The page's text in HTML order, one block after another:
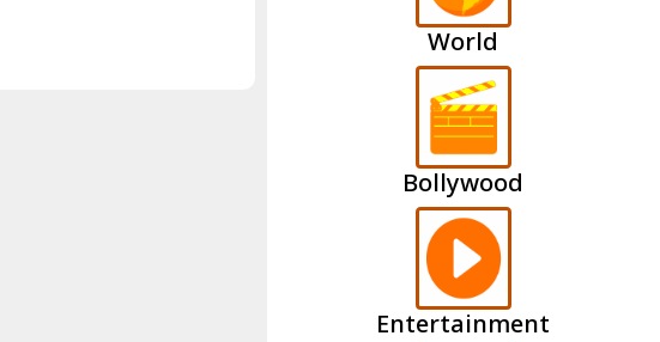
World
Bollywood
Entertainment